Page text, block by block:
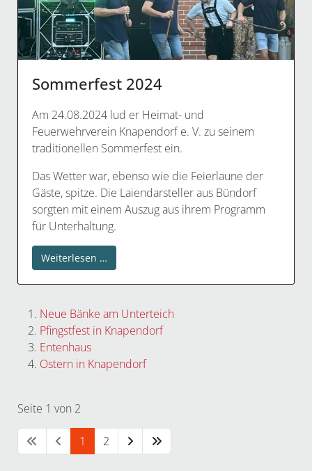
Sommerfest 2024
Am 24.08.2024 lud er Heimat- und
Feuerwehrverein Knapendorf e. V. zu seinem
traditionellen Sommerfest ein.
Das Wetter war, ebenso wie die Feierlaune der
Gäste, spitze. Die Laiendarsteller aus Bündorf
sorgten mit einem Auszug aus ihrem Programm
für Unterhaltung.
Weiterlesen …
Neue Bänke am Unterteich
Pfingstfest in Knapendorf
Entenhaus
Ostern in Knapendorf
Seite 1 von 2
1 2